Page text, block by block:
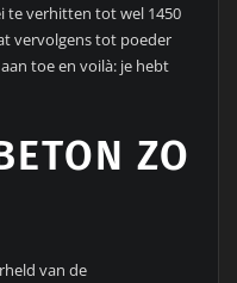
te verhitten tot wel 1450
vervolgens tot poeder
toe en voilà: je hebt
ZO
van de